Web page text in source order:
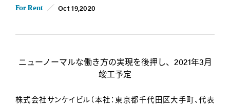
For Rent Oct 19,2020
ニューノーマルな働き方の実現を後押し、2021年3月
竣工予定
株式会社サンケイビル（本社：東京都千代田区大手町、代表
IR
Contact